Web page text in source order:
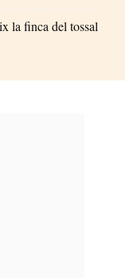
la finca del tossal